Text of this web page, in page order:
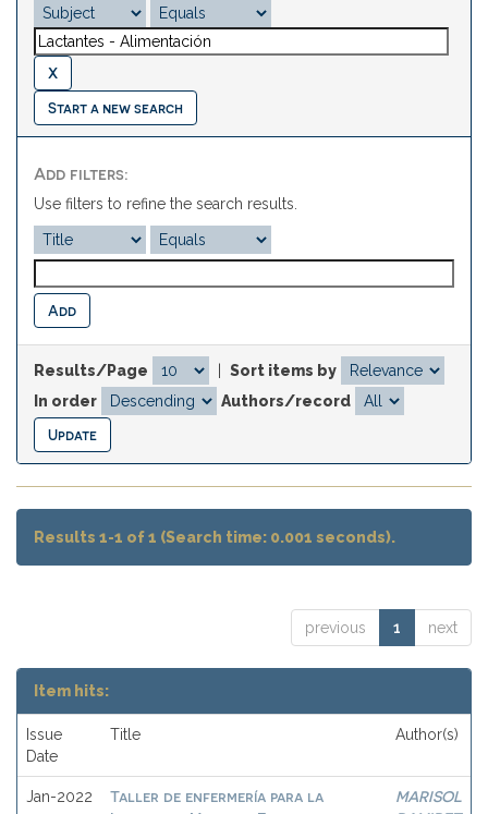
Start a new search
Add filters:
Use filters to refine the search results.
Results/Page
Sort items by
In order
Authors/record
Results 1-1 of 1 (Search time: 0.001 seconds).
previous 1 next
Item hits:
Issue
Date
Title Author(s)
Jan-2022
Taller de enfermería para la
MARISOL